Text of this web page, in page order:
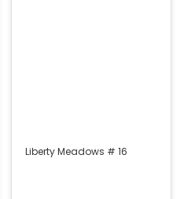
Liberty Meadows # 16